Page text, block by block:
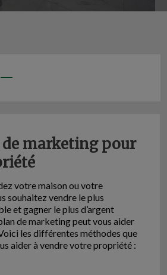
marketing pour
votre maison ou votre
souhaitez vendre le plus
et gagner le plus d’argent
de marketing peut vous aider
les différentes méthodes que
aider à vendre votre propriété :